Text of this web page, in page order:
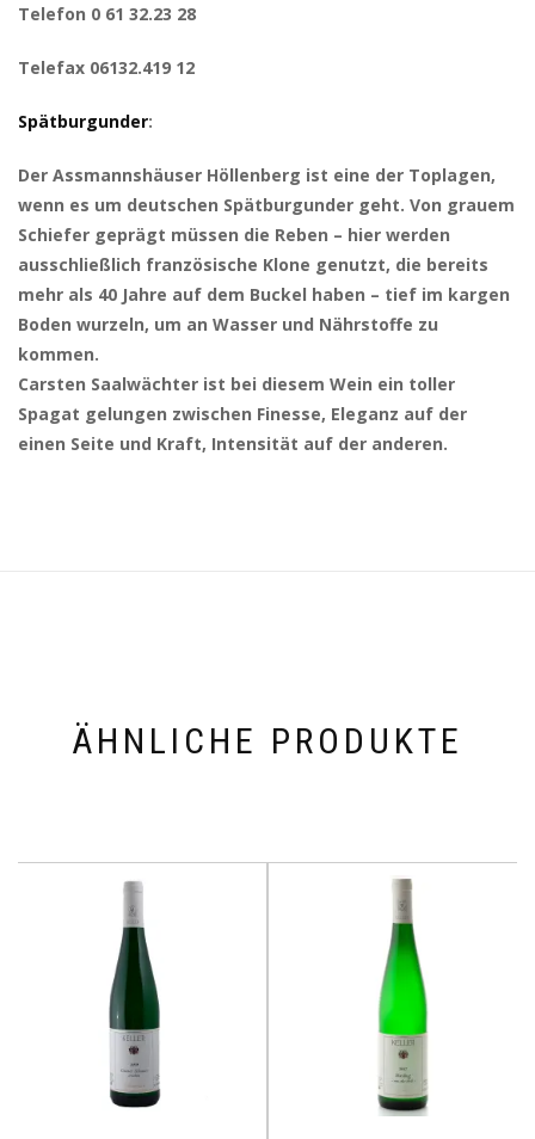
Telefon 0 61 32.23 28
Telefax 06132.419 12
Spätburgunder:
Der Assmannshäuser Höllenberg ist eine der Toplagen,
wenn es um deutschen Spätburgunder geht. Von grauem
Schiefer geprägt müssen die Reben – hier werden
ausschließlich französische Klone genutzt, die bereits
mehr als 40 Jahre auf dem Buckel haben – tief im kargen
Boden wurzeln, um an Wasser und Nährstoffe zu
kommen.
Carsten Saalwächter ist bei diesem Wein ein toller
Spagat gelungen zwischen Finesse, Eleganz auf der
einen Seite und Kraft, Intensität auf der anderen.
ÄHNLICHE PRODUKTE